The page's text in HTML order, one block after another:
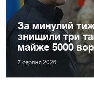
За минулий
знищили три
майже 5000
7 серпня 2026